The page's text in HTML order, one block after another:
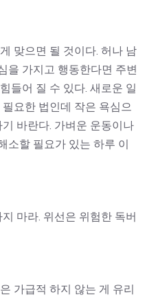
맞으면 될 것이다. 허나 남
을 가지고 행동한다면 주변
들어 질 수 있다. 새로운 일
요한 법인데 작은 욕심으
바란다. 가벼운 운동이나
소할 필요가 있는 하루 이
마라. 위선은 위험한 독버
가급적 하지 않는 게 유리